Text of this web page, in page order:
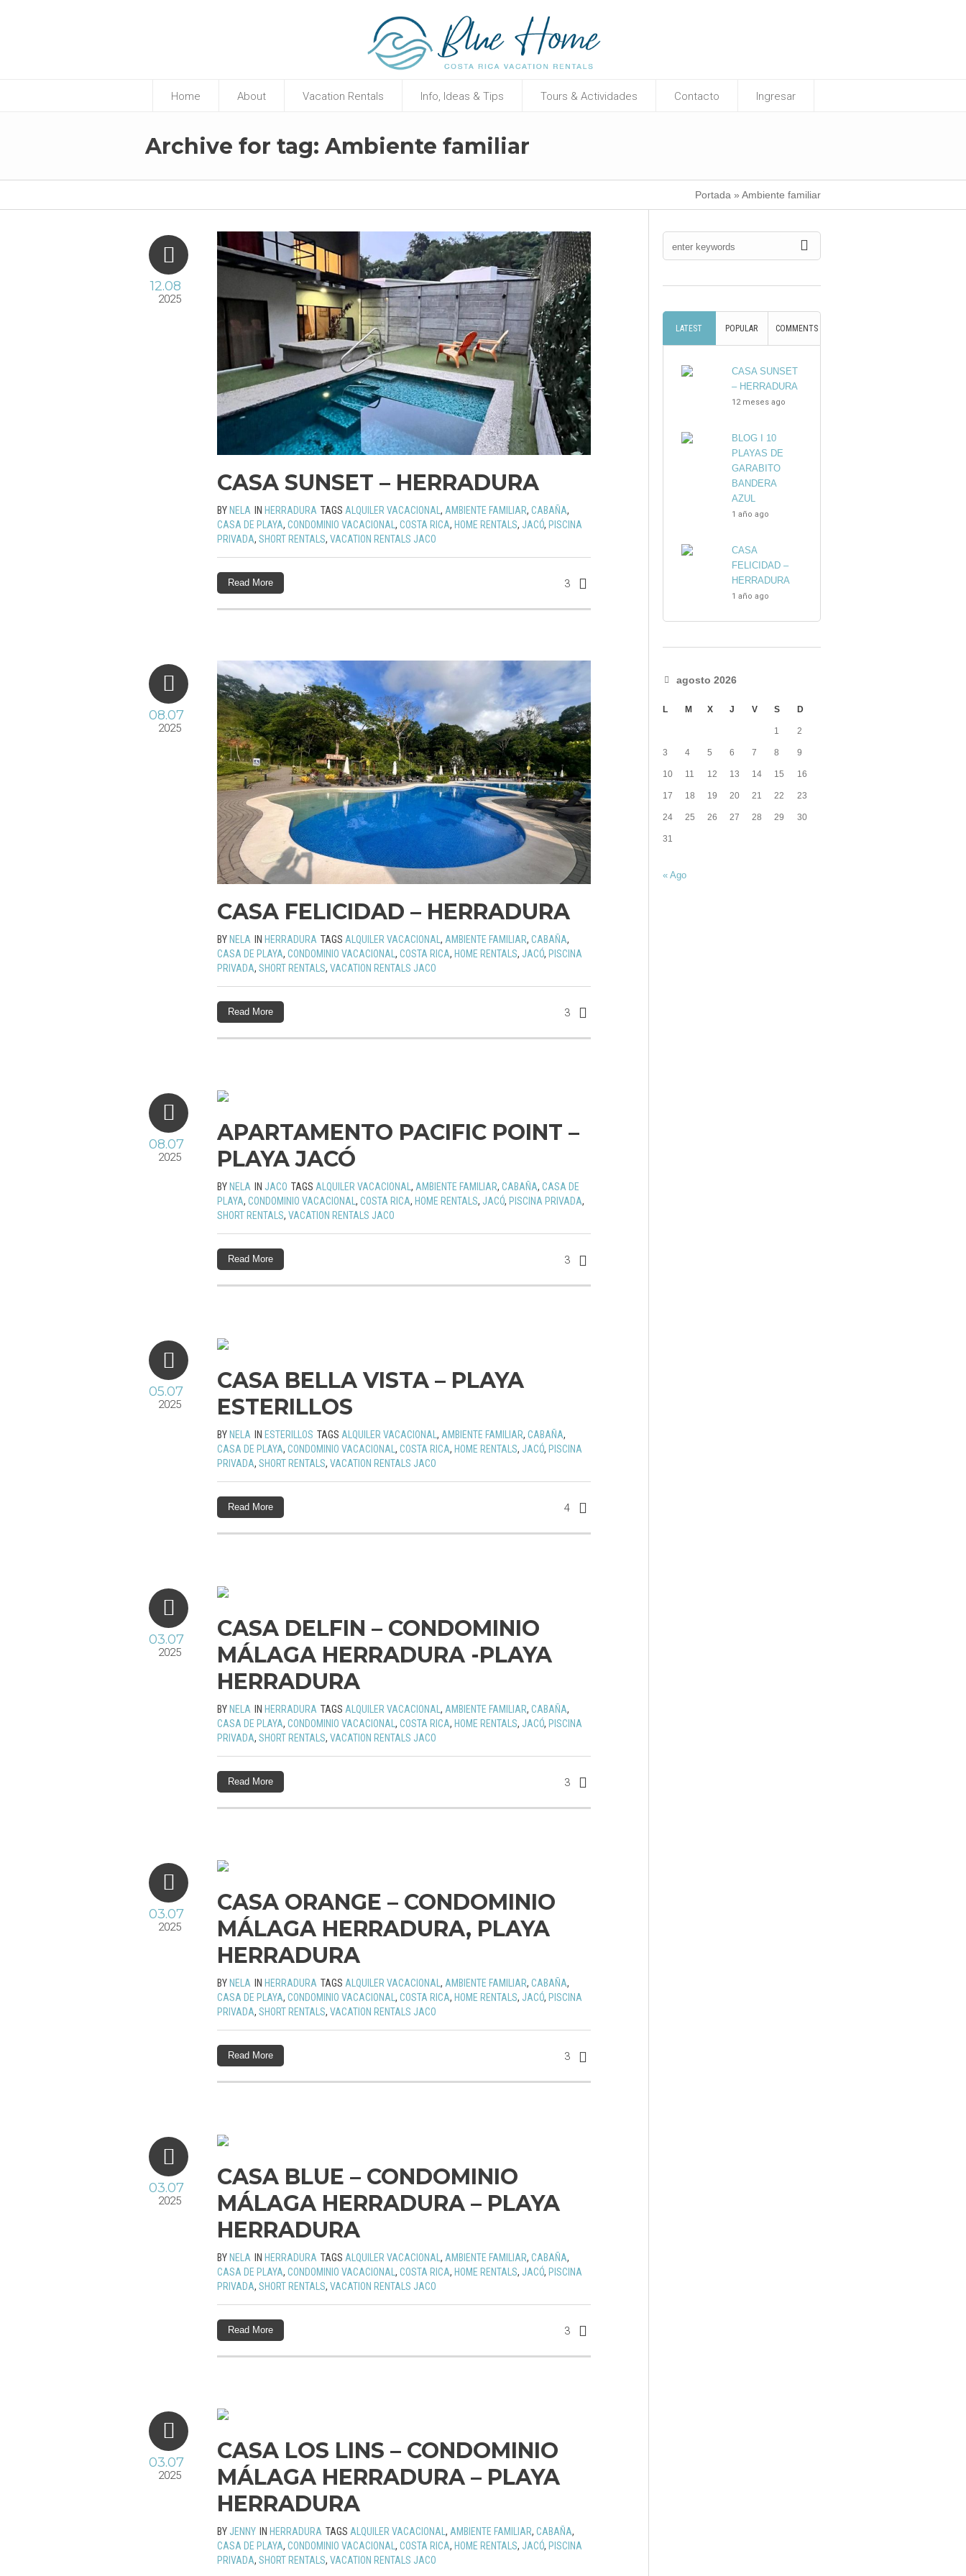
Home About Vacation Rentals Info, Ideas & Tips Tours & Actividades Contacto Ingresar
Archive for tag: Ambiente familiar
Portada » Ambiente familiar
12.08
2025
CASA SUNSET – HERRADURA
BY NELA IN HERRADURA TAGS ALQUILER VACACIONAL , AMBIENTE FAMILIAR, CABAÑA,
CASA DE PLAYA, CONDOMINIO VACACIONAL , COSTA RICA, HOME RENTALS, JACÓ, PISCINA
PRIVADA, SHORT RENTALS, VACATION RENTALS JACO
3
Read More
08.07
2025
CASA FELICIDAD – HERRADURA
BY NELA IN HERRADURA TAGS ALQUILER VACACIONAL , AMBIENTE FAMILIAR, CABAÑA,
CASA DE PLAYA, CONDOMINIO VACACIONAL , COSTA RICA, HOME RENTALS, JACÓ, PISCINA
PRIVADA, SHORT RENTALS, VACATION RENTALS JACO
3
Read More
08.07
2025
APARTAMENTO PACIFIC POINT –
PLAYA JACÓ
BY NELA IN JACO TAGS ALQUILER VACACIONAL, AMBIENTE FAMILIAR, CABAÑA, CASA DE
PLAYA, CONDOMINIO VACACIONAL, COSTA RICA, HOME RENTALS, JACÓ, PISCINA PRIVADA,
SHORT RENTALS, VACATION RENTALS JACO
3
Read More
05.07
2025
CASA BELLA VISTA – PLAYA
ESTERILLOS
BY NELA IN ESTERILLOS TAGS ALQUILER VACACIONAL , AMBIENTE FAMILIAR, CABAÑA,
CASA DE PLAYA, CONDOMINIO VACACIONAL , COSTA RICA, HOME RENTALS, JACÓ, PISCINA
PRIVADA, SHORT RENTALS, VACATION RENTALS JACO
4
Read More
03.07
2025
CASA DELFIN – CONDOMINIO
MÁLAGA HERRADURA -PLAYA
HERRADURA
BYNELA IN HERRADURA TAGS ALQUILER VACACIONAL , AMBIENTE FAMILIAR, CABAÑA,
CASA DE PLAYA, CONDOMINIO VACACIONAL , COSTA RICA, HOME RENTALS, JACÓ, PISCINA
PRIVADA, SHORT RENTALS, VACATION RENTALS JACO
3
Read More
03.07
2025
CASA ORANGE – CONDOMINIO
MÁLAGA HERRADURA, PLAYA
HERRADURA
BY NELA IN HERRADURA TAGS ALQUILER VACACIONAL , AMBIENTE FAMILIAR, CABAÑA,
CASA DE PLAYA, CONDOMINIO VACACIONAL , COSTA RICA, HOME RENTALS, JACÓ, PISCINA
PRIVADA, SHORT RENTALS, VACATION RENTALS JACO
3
Read More
03.07
2025
CASA BLUE – CONDOMINIO
MÁLAGA HERRADURA – PLAYA
HERRADURA
BY NELA IN HERRADURA TAGS ALQUILER VACACIONAL , AMBIENTE FAMILIAR, CABAÑA,
CASA DE PLAYA, CONDOMINIO VACACIONAL , COSTA RICA, HOME RENTALS, JACÓ, PISCINA
PRIVADA, SHORT RENTALS, VACATION RENTALS JACO
3
Read More
03.07
2025
CASA LOS LINS – CONDOMINIO
MÁLAGA HERRADURA – PLAYA
HERRADURA
BY JENNY IN HERRADURA TAGS ALQUILER VACACIONAL , AMBIENTE FAMILIAR, CABAÑA,
CASA DE PLAYA, CONDOMINIO VACACIONAL , COSTA RICA, HOME RENTALS, JACÓ, PISCINA
PRIVADA, SHORT RENTALS, VACATION RENTALS JACO
LATEST POPULAR COMMENTS
CASA SUNSET
– HERRADURA
12 meses ago
BLOG I 10
PLAYAS DE
GARABITO
BANDERA
AZUL
1 año ago
CASA
FELICIDAD –
HERRADURA
1 año ago
agosto 2026
L M X J V S D
1 2
3 4 5 6 7 8 9
10 11 12 13 14 15 16
17 18 19 20 21 22 23
24 25 26 27 28 29 30
31
« Ago